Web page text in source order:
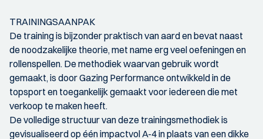
TRAININGSAANPAK
De training is bijzonder praktisch van aard en bevat naast
de noodzakelijke theorie, met name erg veel oefeningen en
rollenspellen. De methodiek waarvan gebruik wordt
gemaakt, is door Gazing Performance ontwikkeld in de
topsport en toegankelijk gemaakt voor iedereen die met
verkoop te maken heeft.
De volledige structuur van deze trainingsmethodiek is
gevisualiseerd op één impactvol A-4 in plaats van een dikke